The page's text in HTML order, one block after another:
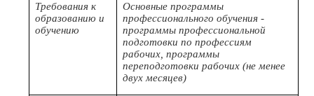
Требования к
образованию и
обучению
Основные программы
профессионального обучения -
программы профессиональной
подготовки по профессиям
рабочих, программы
переподготовки рабочих (не менее
двух месяцев)